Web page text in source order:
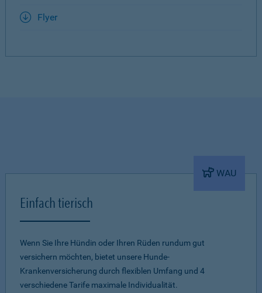
Flyer
WAU
Einfach tierisch
Wenn Sie Ihre Hündin oder Ihren Rüden rundum gut
versichern möchten, bietet unsere Hunde-
Krankenversicherung durch flexiblen Umfang und 4
verschiedene Tarife maximale Individualität.